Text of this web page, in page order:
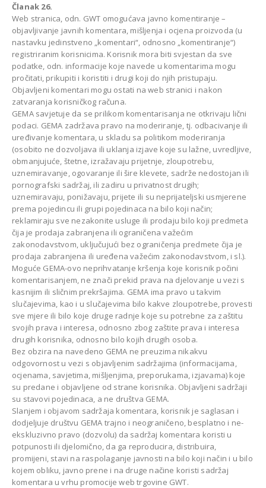
Članak 26.
Web stranica, odn. GWT omogućava javno komentiranje –
objavljivanje javnih komentara, mišljenja i ocjena proizvoda (u
nastavku jedinstveno „komentari“, odnosno „komentiranje“)
registriranim korisnicima. Korisnik mora biti svjestan da sve
podatke, odn. informacije koje navede u komentarima mogu
pročitati, prikupiti i koristiti i drugi koji do njih pristupaju.
Objavljeni komentari mogu ostati na web stranici i nakon
zatvaranja korisničkog računa.
GEMA savjetuje da se prilikom komentarisanja ne otkrivaju lični
podaci. GEMA zadržava pravo na moderiranje, tj. odbacivanje ili
uređivanje komentara, u skladu sa politikom moderiranja
(osobito ne dozvoljava ili uklanja izjave koje su lažne, uvredljive,
obmanjujuće, štetne, izražavaju prijetnje, zloupotrebu,
uznemiravanje, ogovaranje ili šire klevete, sadrže nedostojan ili
pornografski sadržaj, ili zadiru u privatnost drugih;
uznemiravaju, ponižavaju, prijete ili su neprijateljski usmjerene
prema pojedincu ili grupi pojedinaca na bilo koji način;
reklamiraju sve nezakonite usluge ili prodaju bilo koji predmeta
čija je prodaja zabranjena ili ograničena važećim
zakonodavstvom, uključujući bez ograničenja predmete čija je
prodaja zabranjena ili uređena važećim zakonodavstvom, i sl.).
Moguće GEMA-ovo neprihvatanje kršenja koje korisnik počini
komentarisanjem, ne znači prekid prava na djelovanje u vezi s
kasnijim ili sličnim prekršajima. GEMA ima pravo u takvim
slučajevima, kao i u slučajevima bilo kakve zloupotrebe, provesti
sve mjere ili bilo koje druge radnje koje su potrebne za zaštitu
svojih prava i interesa, odnosno zbog zaštite prava i interesa
drugih korisnika, odnosno bilo kojih drugih osoba.
Bez obzira na navedeno GEMA ne preuzima nikakvu
odgovornost u vezi s objavljenim sadržajima (informacijama,
ocjenama, savjetima, mišljenjima, preporukama, izjavama) koje
su predane i objavljene od strane korisnika. Objavljeni sadržaji
su stavovi pojedinaca, a ne društva GEMA.
Slanjem i objavom sadržaja komentara, korisnik je saglasan i
dodjeljuje društvu GEMA trajno i neograničeno, besplatno i ne-
ekskluzivno pravo (dozvolu) da sadržaj komentara koristi u
potpunosti ili djelomično, da ga reproducira, distribuira,
promijeni, stavi na raspolaganje javnosti na bilo koji način i u bilo
kojem obliku, javno prene i na druge načine koristi sadržaj
komentara u vrhu promocije web trgovine GWT.